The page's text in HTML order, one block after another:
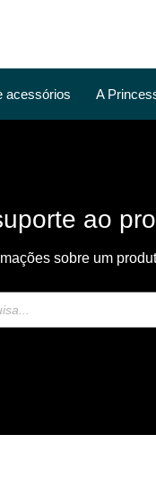
acessórios A
ao
sobre um